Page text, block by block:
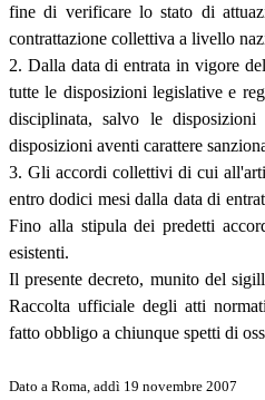
fine di verificare lo stato di
contrattazione collettiva a livello
2. Dalla data di entrata in vigore
tutte le disposizioni legislative e
disciplinata, salvo le disposizioni
disposizioni aventi carattere
3. Gli accordi collettivi di cui
entro dodici mesi dalla data di
Fino alla stipula dei predetti
esistenti.
Il presente decreto, munito del
Raccolta ufficiale degli atti
fatto obbligo a chiunque spetti di
Dato a Roma, addì 19 novembre 2007